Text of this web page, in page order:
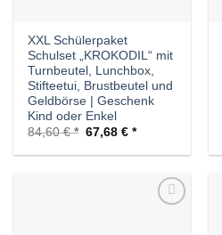
XXL Schülerpaket
Schulset „KROKODIL“ mit
Turnbeutel, Lunchbox,
Stifteetui, Brustbeutel und
Geldbörse | Geschenk
Kind oder Enkel
84,60€
Ursprünglicher
war:
67,68€ Aktueller
ist: